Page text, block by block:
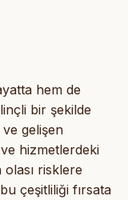
hem de
bir şekilde
gelişen
hizmetlerdeki
risklere
çeşitliliği fırsata